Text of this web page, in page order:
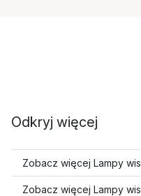
Odkryj więcej
Zobacz więcej Lampy
Zobacz więcej Lampy